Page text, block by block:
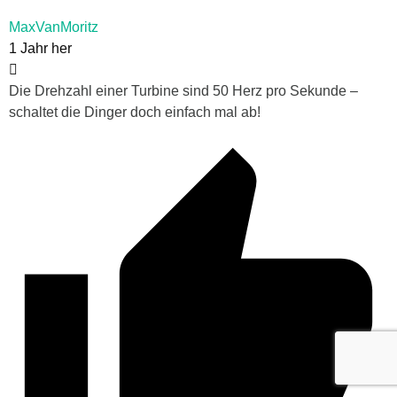
MaxVanMoritz
1 Jahr her
Die Drehzahl einer Turbine sind 50 Herz pro Sekunde –
schaltet die Dinger doch einfach mal ab!